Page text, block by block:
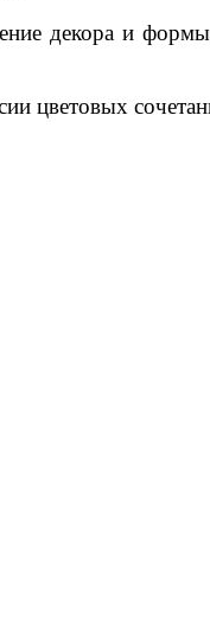
декора и
цветовых